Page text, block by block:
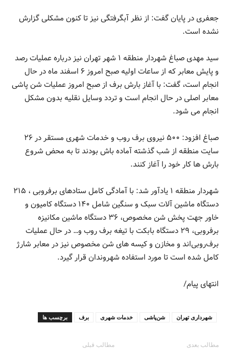
جعفری در پایان گفت: از نظر آبگرفتگی نیز تا کنون مشکلی گزارش
نشده است.
سید مهدی صباغ شهردار منطقه ۱ شهر تهران نیز درباره عملیات رصد
و پایش معابر که از ساعات اولیه صبح امروز ۶ اسفند ماه در حال
انجام است، گفت: با آغاز بارش برف از صبح امروز عملیات شن پاشی
معابر اصلی در حال انجام است و تردد وسایل نقلیه بدون مشکل
انجام می شود.
صباغ افزود: ۵۰۰ نیروی برف روب و خدمات شهری مستقر در ۲۶
سایت منطقه از شب گذشته آماده باش بودند تا به محض شروع
بارش ها کار خود را آغاز کنند.
شهردار منطقه ۱ یادآور شد: با آمادگی کامل ستادهای برفروبی ، ۲۱۵
دستگاه ماشین آلات سبک و سنگین شامل ۱۴۰ دستگاه کامیون و
خاور جهت پخش شن مخصوص، ۳۶ دستگاه ماشین مکانیزه
برفروبی، ۲۹ دستگاه بابکت با تیغه برف روب و… در حال عملیات
برف‌روبی‌اند و مخازن و کیسه های شن مخصوص نیز در معابر شارژ
کامل شده است تا مورد استفاده شهروندان قرار گیرد.
انتهای پیام/
برچسب ها برف خدمات شهری شن‌پاشی شهرداری تهران
مطالب قبلی مطالب بعدی